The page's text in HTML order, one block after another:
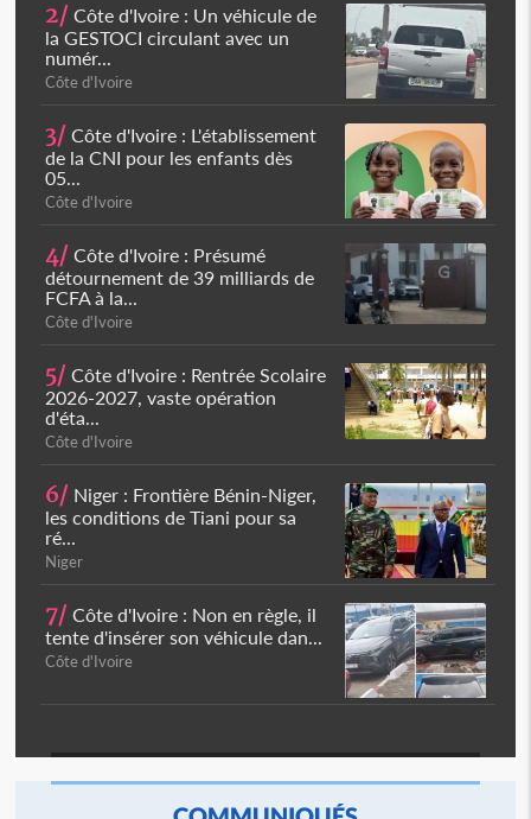
2/ Côte d'Ivoire : Un véhicule de
la GESTOCI circulant avec un
numér...
Côte d'Ivoire
3/ Côte d'Ivoire : L'établissement
de la CNI pour les enfants dès
05...
Côte d'Ivoire
4/ Côte d'Ivoire : Présumé
détournement de 39 milliards de
FCFA à la...
Côte d'Ivoire
5/ Côte d'Ivoire : Rentrée Scolaire
2026-2027, vaste opération
d'éta...
Côte d'Ivoire
6/ Niger : Frontière Bénin-Niger,
les conditions de Tiani pour sa
ré...
Niger
7/ Côte d'Ivoire : Non en règle, il
tente d'insérer son véhicule dan...
Côte d'Ivoire